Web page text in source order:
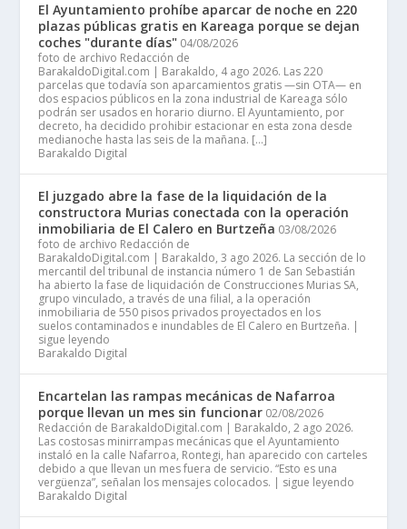
El Ayuntamiento prohíbe aparcar de noche en 220
plazas públicas gratis en Kareaga porque se dejan
coches "durante días" 04/08/2026
foto de archivo Redacción de
BarakaldoDigital.com | Barakaldo, 4 ago 2026. Las 220
parcelas que todavía son aparcamientos gratis —sin OTA— en
dos espacios públicos en la zona industrial de Kareaga sólo
podrán ser usados en horario diurno. El Ayuntamiento, por
decreto, ha decidido prohibir estacionar en esta zona desde
medianoche hasta las seis de la mañana. […]
Barakaldo Digital
El juzgado abre la fase de la liquidación de la
constructora Murias conectada con la operación
inmobiliaria de El Calero en Burtzeña 03/08/2026
foto de archivo Redacción de
BarakaldoDigital.com | Barakaldo, 3 ago 2026. La sección de lo
mercantil del tribunal de instancia número 1 de San Sebastián
ha abierto la fase de liquidación de Construcciones Murias SA,
grupo vinculado, a través de una filial, a la operación
inmobiliaria de 550 pisos privados proyectados en los
suelos contaminados e inundables de El Calero en Burtzeña. |
sigue leyendo
Barakaldo Digital
Encartelan las rampas mecánicas de Nafarroa
porque llevan un mes sin funcionar 02/08/2026
Redacción de BarakaldoDigital.com | Barakaldo, 2 ago 2026.
Las costosas minirrampas mecánicas que el Ayuntamiento
instaló en la calle Nafarroa, Rontegi, han aparecido con carteles
debido a que llevan un mes fuera de servicio. “Esto es una
vergüenza”, señalan los mensajes colocados. | sigue leyendo
Barakaldo Digital